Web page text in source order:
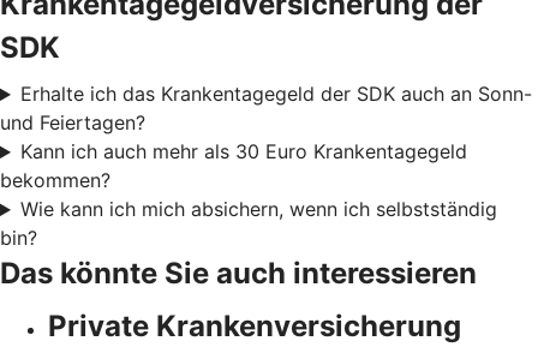
SDK
Erhalte ich das Krankentagegeld der SDK auch an Sonn-
und Feiertagen?
Kann ich auch mehr als 30 Euro Krankentagegeld
bekommen?
Wie kann ich mich absichern, wenn ich selbstständig
bin?
Das könnte Sie auch interessieren
Private Krankenversicherung